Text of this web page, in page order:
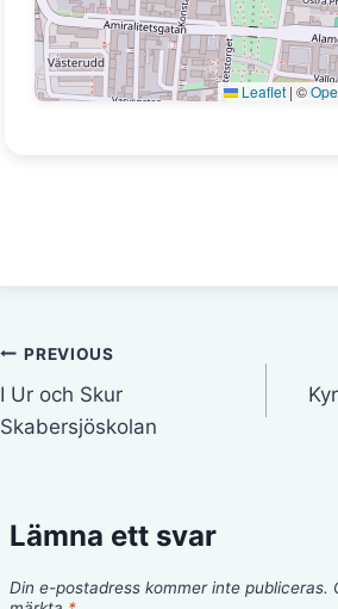
Leaflet | ©
Inläggsnavigering
PREVIOUS
I Ur och Skur
Skabersjöskolan
Lämna ett svar
Din e-postadress kommer inte publiceras.